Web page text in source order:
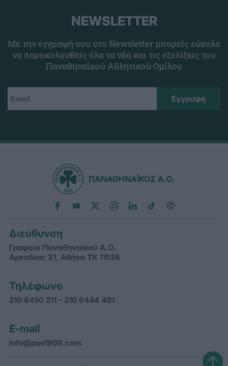
NEWSLETTER
Με την εγγραφή σου στο Newsletter μπορείς εύκολα
να παρακολουθείς όλα τα νέα και τις εξελίξεις του
Παναθηναϊκού Αθλητικού Ομίλου
ΠΑΝΑΘΗΝΑΪΚΟΣ Α.Ο.
Διεύθυνση
Γραφεία Παναθηναϊκού Α.Ο.
Αρκαδίας 31, Αθήνα ΤΚ 11526
Τηλέφωνο
210 6450 211 - 210 6444 401
E-mail
info@pao1908.com
↑